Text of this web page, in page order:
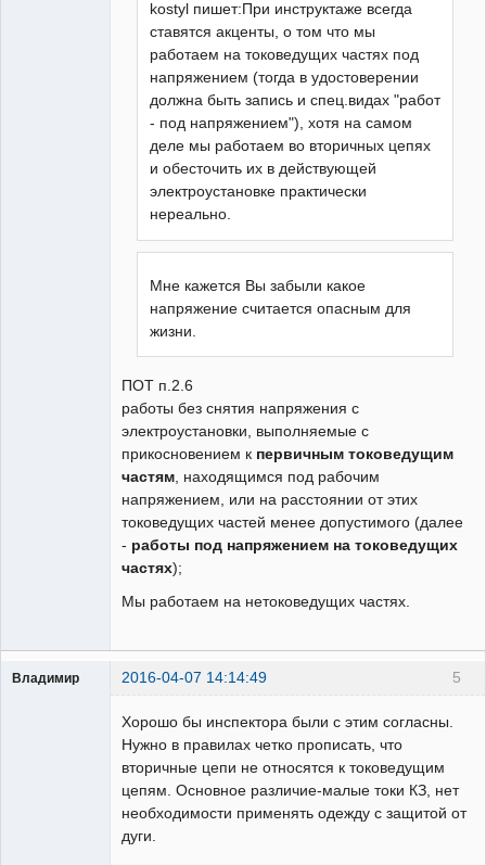
kostyl пишет:При инструктаже всегда
ставятся акценты, о том что мы
работаем на токоведущих частях под
напряжением (тогда в удостоверении
должна быть запись и спец.видах "работ
- под напряжением"), хотя на самом
деле мы работаем во вторичных цепях
и обесточить их в действующей
электроустановке практически
нереально.
Мне кажется Вы забыли какое
напряжение считается опасным для
жизни.
ПОТ п.2.6
работы без снятия напряжения с
электроустановки, выполняемые с
прикосновением к первичным токоведущим
частям , находящимся под рабочим
напряжением, или на расстоянии от этих
токоведущих частей менее допустимого (далее
- работы под напряжением на токоведущих
частях);
Мы работаем на нетоковедущих частях.
5
Владимир 2016-04-07 14:14:49
Хорошо бы инспектора были с этим согласны.
Нужно в правилах четко прописать, что
вторичные цепи не относятся к токоведущим
цепям. Основное различие-малые токи КЗ, нет
необходимости применять одежду с защитой от
дуги.